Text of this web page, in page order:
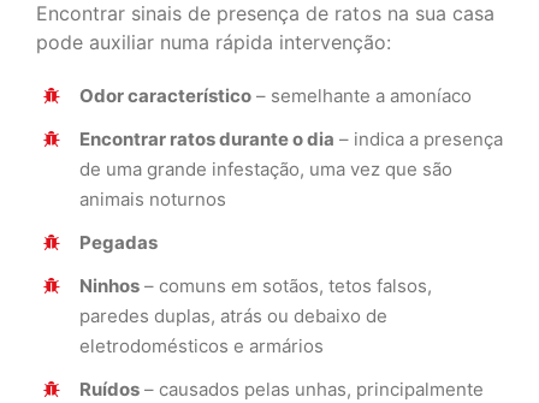
Encontrar sinais de presença de ratos na sua casa
pode auxiliar numa rápida intervenção:
Odor característico – semelhante a amoníaco
Encontrar ratos durante o dia – indica a presença
de uma grande infestação, uma vez que são
animais noturnos
Pegadas
Ninhos – comuns em sotãos, tetos falsos,
paredes duplas, atrás ou debaixo de
eletrodomésticos e armários
Ruídos – causados pelas unhas, principalmente